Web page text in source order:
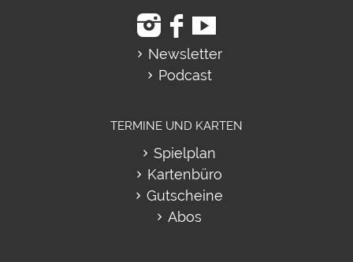
Newsletter
Podcast
TERMINE UND KARTEN
Spielplan
Kartenbüro
Gutscheine
Abos